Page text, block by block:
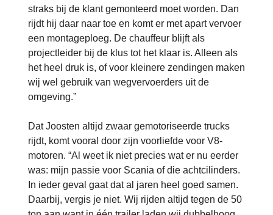
straks bij de klant gemonteerd moet worden. Dan
rijdt hij daar naar toe en komt er met apart vervoer
een montageploeg. De chauffeur blijft als
projectleider bij de klus tot het klaar is. Alleen als
het heel druk is, of voor kleinere zendingen maken
wij wel gebruik van wegvervoerders uit de
omgeving.”
Dat Joosten altijd zwaar gemotoriseerde trucks
rijdt, komt vooral door zijn voorliefde voor V8-
motoren. “Al weet ik niet precies wat er nu eerder
was: mijn passie voor Scania of die achtcilinders.
In ieder geval gaat dat al jaren heel goed samen.
Daarbij, vergis je niet. Wij rijden altijd tegen de 50